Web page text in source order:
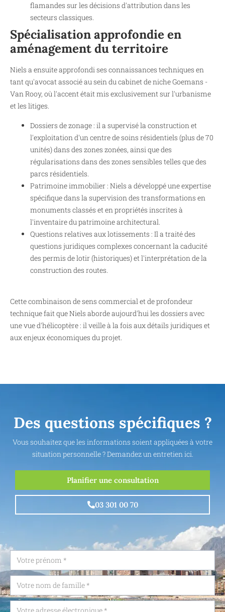
flamandes sur les décisions d'attribution dans les
secteurs classiques.
Spécialisation approfondie en
aménagement du territoire
Niels a ensuite approfondi ses connaissances techniques en
tant qu'avocat associé au sein du cabinet de niche Goemans -
Van Rooy, où l'accent était mis exclusivement sur l'urbanisme
et les litiges.
Dossiers de zonage : il a supervisé la construction et
l'exploitation d'un centre de soins résidentiels (plus de 70
unités) dans des zones zonées, ainsi que des
régularisations dans des zones sensibles telles que des
parcs résidentiels.
Patrimoine immobilier : Niels a développé une expertise
spécifique dans la supervision des transformations en
monuments classés et en propriétés inscrites à
l'inventaire du patrimoine architectural.
Questions relatives aux lotissements : Il a traité des
questions juridiques complexes concernant la caducité
des permis de lotir (historiques) et l'interprétation de la
construction des routes.
Cette combinaison de sens commercial et de profondeur
technique fait que Niels aborde aujourd'hui les dossiers avec
une vue d'hélicoptère : il veille à la fois aux détails juridiques et
aux enjeux économiques du projet.
Des questions spécifiques ?
Vous souhaitez que les informations soient appliquées à votre
situation personnelle ? Demandez un entretien ici.
Planifier une consultation
03 301 00 70